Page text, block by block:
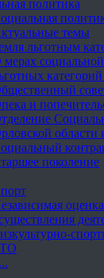
политика
темы
льготным
и
области
поколение